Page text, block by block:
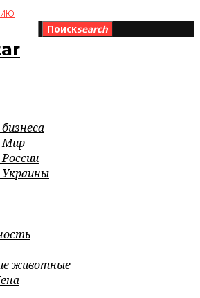
Поискsearch
Мир
животные